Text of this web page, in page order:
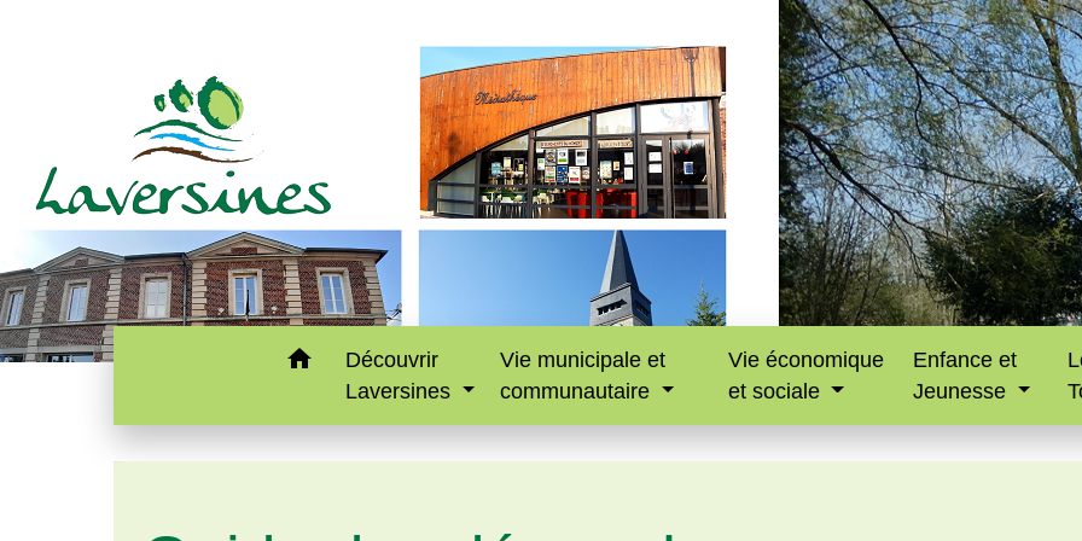
home
Découvrir
Laversines
Vie municipale et
communautaire
Vie économique
et sociale
Enfance et
Jeunesse